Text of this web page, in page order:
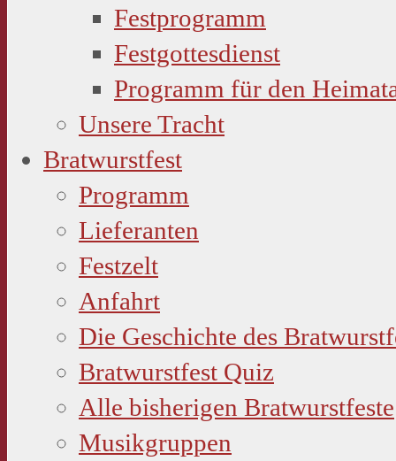
Festprogramm
Festgottesdienst
Programm für den
Unsere Tracht
Bratwurstfest
Programm
Lieferanten
Festzelt
Anfahrt
Die Geschichte des
Bratwurstfest Quiz
Alle bisherigen Bratwurstfeste
Musikgruppen